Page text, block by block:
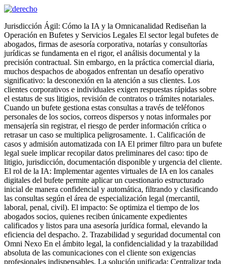
Jurisdicción Ágil: Cómo la IA y la Omnicanalidad Rediseñan la
Operación en Bufetes y Servicios Legales El sector legal bufetes de
abogados, firmas de asesoría corporativa, notarías y consultorías
jurídicas se fundamenta en el rigor, el análisis documental y la
precisión contractual. Sin embargo, en la práctica comercial diaria,
muchos despachos de abogados enfrentan un desafío operativo
significativo: la desconexión en la atención a sus clientes. Los
clientes corporativos e individuales exigen respuestas rápidas sobre
el estatus de sus litigios, revisión de contratos o trámites notariales.
Cuando un bufete gestiona estas consultas a través de teléfonos
personales de los socios, correos dispersos y notas informales por
mensajería sin registrar, el riesgo de perder información crítica o
retrasar un caso se multiplica peligrosamente. 1. Calificación de
casos y admisión automatizada con IA El primer filtro para un bufete
legal suele implicar recopilar datos preliminares del caso: tipo de
litigio, jurisdicción, documentación disponible y urgencia del cliente.
El rol de la IA: Implementar agentes virtuales de IA en los canales
digitales del bufete permite aplicar un cuestionario estructurado
inicial de manera confidencial y automática, filtrando y clasificando
las consultas según el área de especialización legal (mercantil,
laboral, penal, civil). El impacto: Se optimiza el tiempo de los
abogados socios, quienes reciben únicamente expedientes
calificados y listos para una asesoría jurídica formal, elevando la
eficiencia del despacho. 2. Trazabilidad y seguridad documental con
Omni Nexo En el ámbito legal, la confidencialidad y la trazabilidad
absoluta de las comunicaciones con el cliente son exigencias
profesionales indispensables. La solución unificada: Centralizar toda